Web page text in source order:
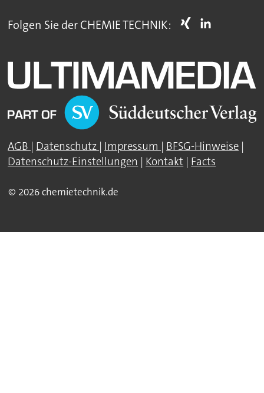
Folgen Sie der CHEMIE TECHNIK:
AGB | Datenschutz | Impressum | BFSG-Hinweise |
Datenschutz-Einstellungen | Kontakt | Facts
© 2026 chemietechnik.de